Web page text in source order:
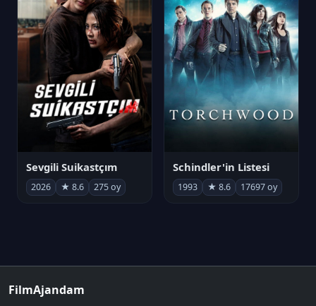
Sevgili Suikastçım
2026 ★ 8.6 275 oy
Schindler'in Listesi
1993 ★ 8.6 17697 oy
FilmAjandam